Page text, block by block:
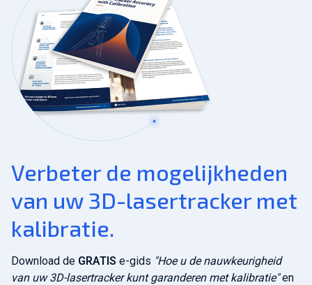
Verbeter de mogelijkheden
van uw 3D-lasertracker met
kalibratie.
Download de GRATIS e-gids "Hoe u de nauwkeurigheid
van uw 3D-lasertracker kunt garanderen met kalibratie"en